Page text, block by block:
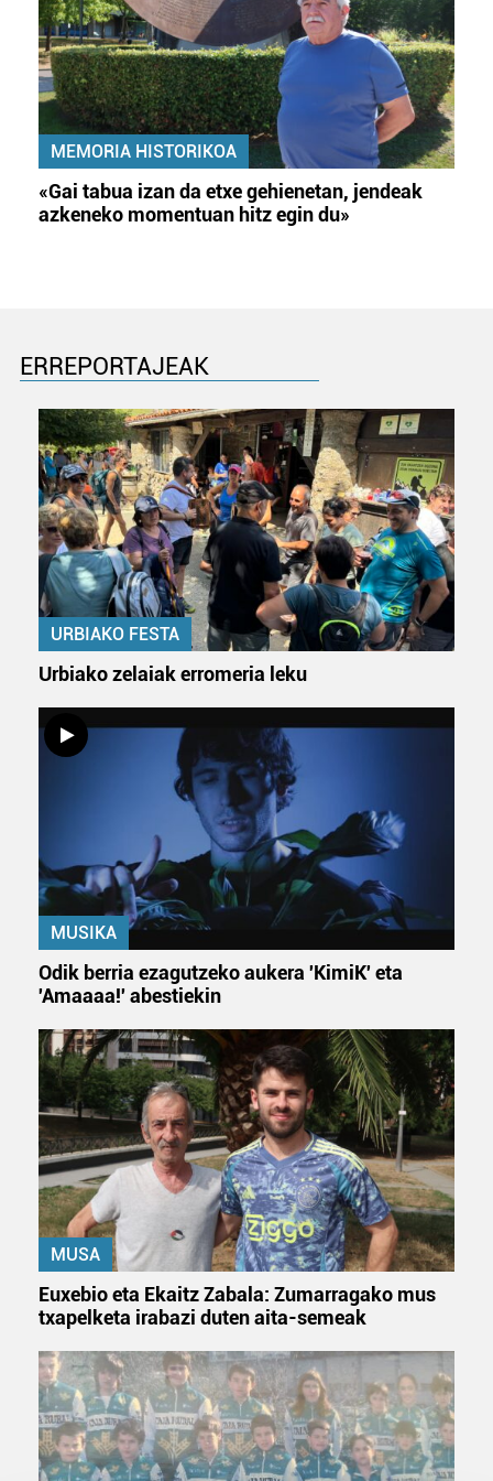
MEMORIA HISTORIKOA
«Gai tabua izan da etxe gehienetan, jendeak
azkeneko momentuan hitz egin du»
ERREPORTAJEAK
URBIAKO FESTA
Urbiako zelaiak erromeria leku
MUSIKA
Odik berria ezagutzeko aukera 'KimiK' eta
'Amaaaa!' abestiekin
MUSA
Euxebio eta Ekaitz Zabala: Zumarragako mus
txapelketa irabazi duten aita-semeak